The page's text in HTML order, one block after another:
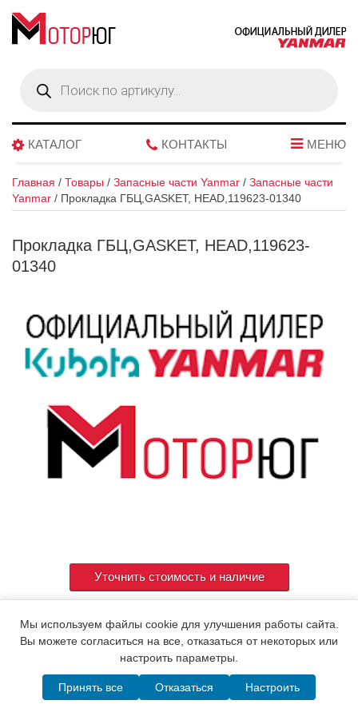
товаров
КАТАЛОГ КОНТАКТЫ МЕНЮ
Главная / Товары / Запасные части Yanmar / Запасные части
Yanmar / Прокладка ГБЦ,GASKET, HEAD,119623-01340
Прокладка ГБЦ,GASKET, HEAD,119623-
01340
Уточнить стоимость и наличие
Артикул 119623-01340
© 2015. Все права защищены.Мотор-Юг
Написать в MAX Telegram WhatsApp Позвонить
Мы используем файлы cookie для улучшения работы сайта.
Вы можете согласиться на все, отказаться от некоторых или
настроить параметры.
Принять все Отказаться Настроить